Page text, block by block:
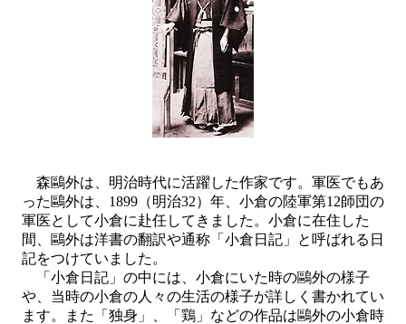
森鷗外は、明治時代に活躍した作家です。軍医でもあ
った鷗外は、1899（明治32）年、小倉の陸軍第12師団の
軍医として小倉に赴任してきました。小倉に在住した
間、鷗外は洋書の翻訳や通称「小倉日記」と呼ばれる日
記をつけていました。
「小倉日記」の中には、小倉にいた時の鷗外の様子
や、当時の小倉の人々の生活の様子が詳しく書かれてい
ます。また「独身」、「鶏」などの作品は鷗外の小倉時